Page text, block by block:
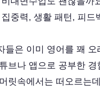
중력, 생활 패턴, 피드
들은 이미 영어를 꽤
브나 앱으로 공부한
릿속에서는 떠오르는